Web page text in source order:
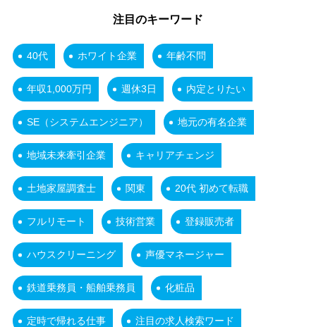
注目のキーワード
40代 ホワイト企業 年齢不問
年収1,000万円 週休3日 内定とりたい
SE（システムエンジニア） 地元の有名企業
地域未来牽引企業 キャリアチェンジ
土地家屋調査士 関東 20代 初めて転職
フルリモート 技術営業 登録販売者
ハウスクリーニング 声優マネージャー
鉄道乗務員・船舶乗務員 化粧品
定時で帰れる仕事 注目の求人検索ワード